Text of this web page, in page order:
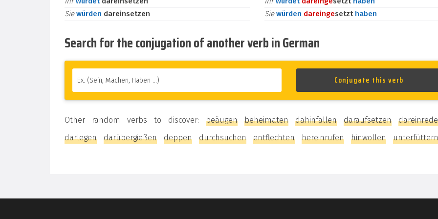
Siewürden dareinsetzen
Siewürden dareingesetzt haben
Search for the conjugation of another verb in German
Other random verbs to discover: beäugen beheimaten dahinfallen daraufsetzen
darlegen
darübergießen deppen durchsuchen entflechten hereinrufen hinwollen unterfüttern